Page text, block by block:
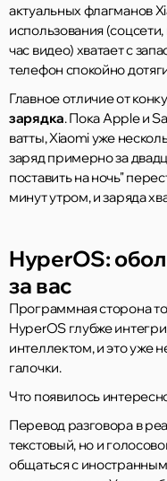
актуальных флагманов
использования
час видео) хватает с
телефон спокойно
Главное отличие от
зарядка. Пока Apple и
ватты, Xiaomi уже
заряд примерно за
поставить на ночь"
минут утром, и заряда
HyperOS:
за вас
Программная сторона
HyperOS глубже
интеллектом, и это уже
галочки.
Что появилось
Перевод разговора в
текстовый, но и
общаться с